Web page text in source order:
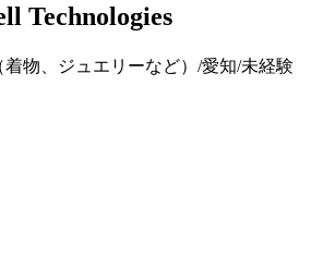
Technologies
物、ジュエリーなど）/愛知/未経験